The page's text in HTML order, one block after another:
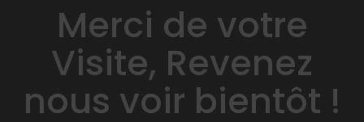
Merci de votre
Visite, Revenez
nous voir bientôt !